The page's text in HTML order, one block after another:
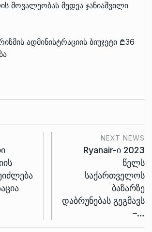
მოვალეობას მედეა ჯანიაშვილი
ადმინისტრაციის ბიუჯეტი ₾36
NEXT NEWS
Ryanair-ი 2023
წელს
საქართველოს
ბაზარზე
დაბრუნებას გეგმავს
–…